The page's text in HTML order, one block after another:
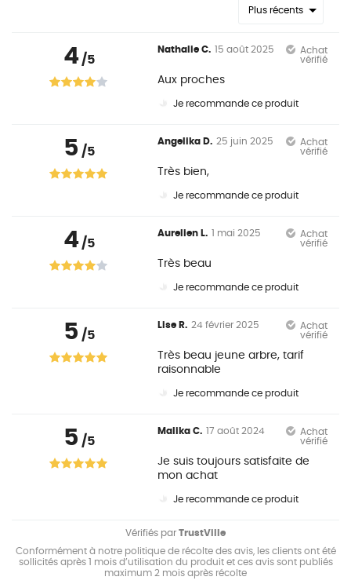
Plus récents
4/5
Nathalie C. 15 août 2025
Achat
vérifié
Aux proches
Je recommande ce produit
5 /5
Angelika D. 25 juin 2025
Achat
vérifié
Très bien,
Je recommande ce produit
4/5
Aurelien L. 1 mai 2025
Achat
vérifié
Très beau
Je recommande ce produit
5 /5
Lise R. 24 février 2025
Achat
vérifié
Très beau jeune arbre, tarif
raisonnable
Je recommande ce produit
5 /5
Malika C. 17 août 2024
Achat
vérifié
Je suis toujours satisfaite de
mon achat
Je recommande ce produit
Vérifiés par TrustVille
Conformément à notre politique de récolte des avis, les clients ont été
sollicités après 1 mois d’utilisation du produit et ces avis sont publiés
maximum 2 mois après récolte